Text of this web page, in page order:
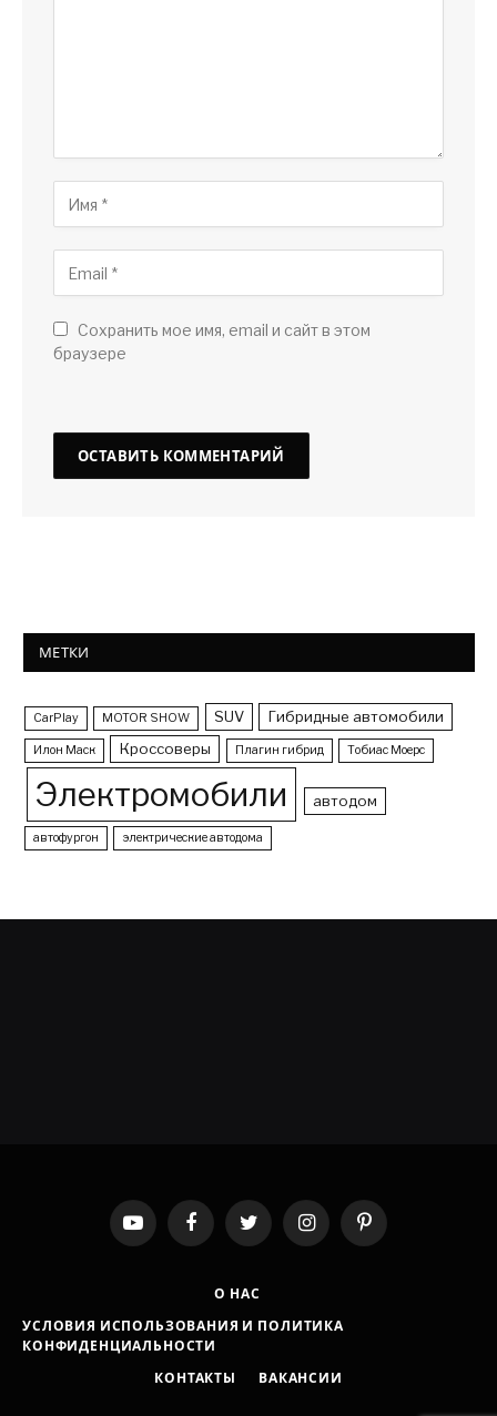
Сохранить мое имя, email и сайт в этом
браузере
МЕТКИ
CarPlay MOTOR SHOW SUV Гибридные автомобили
Илон Маск Кроссоверы Плагин гибрид Тобиас Моерс
Электромобили автодом
автофургон электрические автодома
YouTubeFacebookTwitter InstagramPinterest
О НАС
УСЛОВИЯ ИСПОЛЬЗОВАНИЯ И ПОЛИТИКА
КОНФИДЕНЦИАЛЬНОСТИ
КОНТАКТЫ
ВАКАНСИИ